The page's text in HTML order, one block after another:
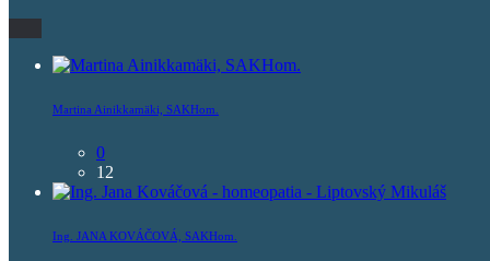
Martina Ainikkamäki, SAKHom.
0
12
Ing. JANA KOVÁČOVÁ, SAKHom.